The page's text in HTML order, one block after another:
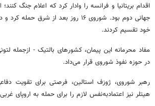
اقدام بریتانیا و فرانسه را وادار کرد که اعلام جنگ
جهانی دوم بود. شوروی ۱۶ روز بعد از شرق
خود تقسیم کردند.
مفاد محرمانه این پیمان، کشورهای بالتیک - ازجمله
در حوزه نفوذ شوروی قرار می‌داد.
رهبر شوروی، ژوزف استالین، فرصتی برای تقویت
هیتلر نیز اعتمادبه‌نفس لازم را برای حمله به اروپای